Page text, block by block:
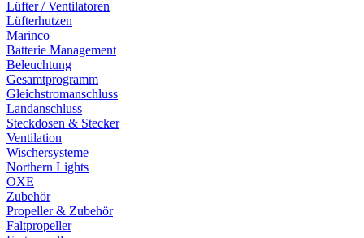
Lüfter / Ventilatoren
Lüfterhutzen
Marinco
Batterie Management
Beleuchtung
Gesamtprogramm
Gleichstromanschluss
Landanschluss
Steckdosen & Stecker
Ventilation
Wischersysteme
Northern Lights
OXE
Zubehör
Propeller & Zubehör
Faltpropeller